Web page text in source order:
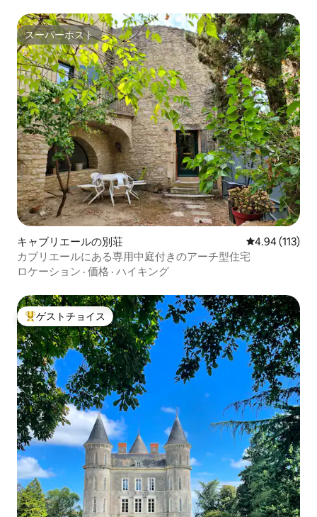
スーパーホスト
スーパーホスト
キャブリエールの別荘 レビュー113
4.94 (113)
カブリエールにある専用中庭付きのアーチ型住宅
ロケーション · 価格 · ハイキング
大好評のゲストチョイスです。
ゲストチョイス